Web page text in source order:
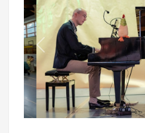
Previous